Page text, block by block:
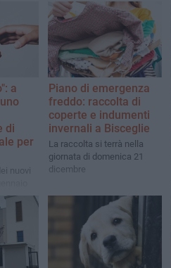
a
di
per
nuovi
Piano di emergenza
freddo: raccolta di
coperte e indumenti
invernali a Bisceglie
La raccolta si terrà nella
giornata di domenica 21
dicembre